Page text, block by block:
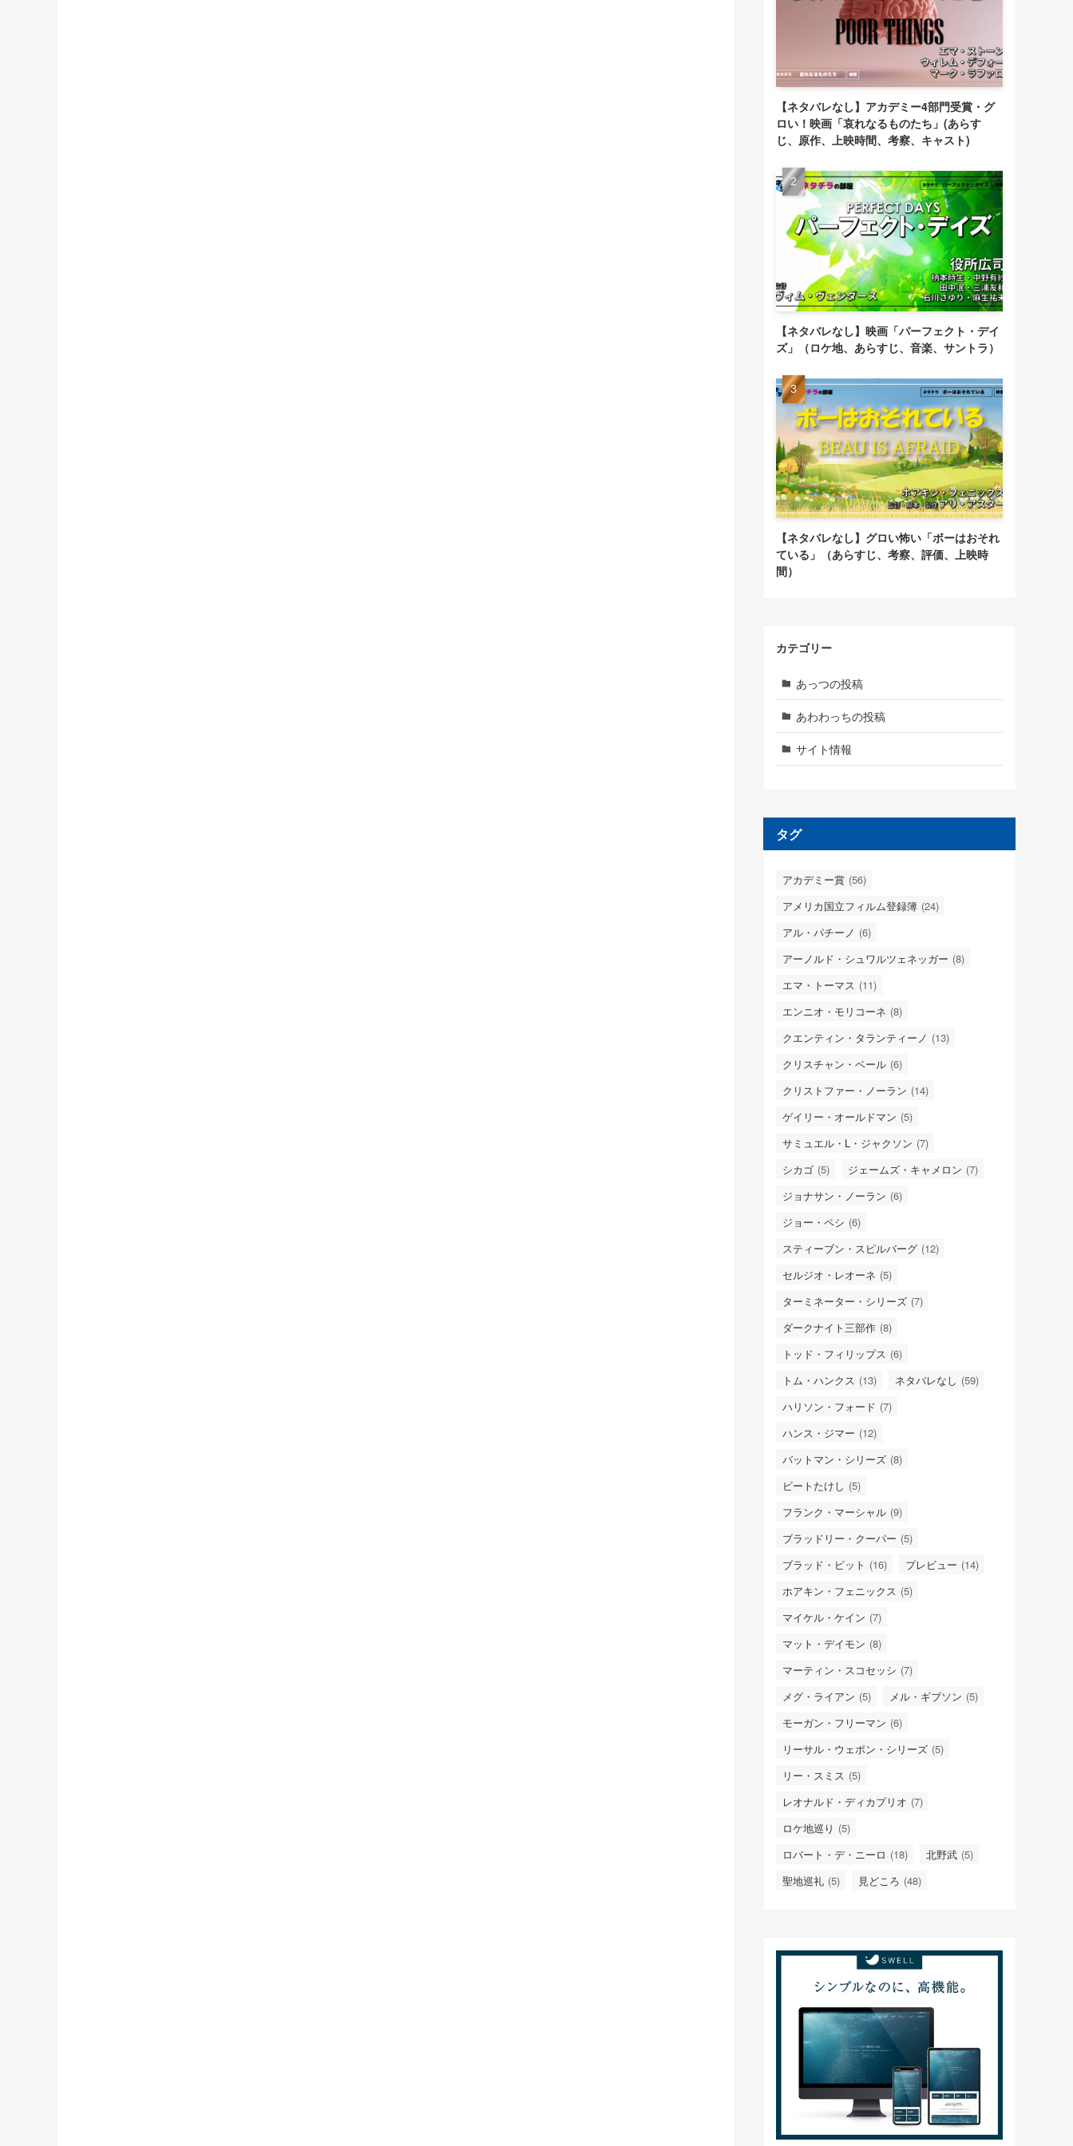
【ネタバレなし】アカデミー4部門受賞・グ
ロい！映画「哀れなるものたち」(あらす
じ、原作、上映時間、考察、キャスト)
【ネタバレなし】映画「パーフェクト・デイ
ズ」（ロケ地、あらすじ、音楽、サントラ）
【ネタバレなし】グロい怖い「ボーはおそれ
ている」（あらすじ、考察、評価、上映時
間）
カテゴリー
あっつの投稿
あわわっちの投稿
サイト情報
タグ
アカデミー賞 (56)
アメリカ国立フィルム登録簿 (24)
アル・パチーノ (6)
アーノルド・シュワルツェネッガー (8)
エマ・トーマス (11)
エンニオ・モリコーネ (8)
クエンティン・タランティーノ (13)
クリスチャン・ベール (6)
クリストファー・ノーラン (14)
ゲイリー・オールドマン (5)
サミュエル・L・ジャクソン (7)
シカゴ (5) ジェームズ・キャメロン (7)
ジョナサン・ノーラン (6)
ジョー・ペシ (6)
スティーブン・スピルバーグ (12)
セルジオ・レオーネ (5)
ターミネーター・シリーズ (7)
ダークナイト三部作 (8)
トッド・フィリップス (6)
トム・ハンクス (13) ネタバレなし (59)
ハリソン・フォード (7)
ハンス・ジマー (12)
バットマン・シリーズ (8)
ビートたけし (5)
フランク・マーシャル (9)
ブラッドリー・クーパー (5)
ブラッド・ピット (16) プレビュー (14)
ホアキン・フェニックス (5)
マイケル・ケイン (7)
マット・デイモン (8)
マーティン・スコセッシ (7)
メグ・ライアン (5) メル・ギブソン (5)
モーガン・フリーマン (6)
リーサル・ウェポン・シリーズ (5)
リー・スミス (5)
レオナルド・ディカプリオ (7)
ロケ地巡り (5)
ロバート・デ・ニーロ (18) 北野武 (5)
聖地巡礼 (5) 見どころ (48)